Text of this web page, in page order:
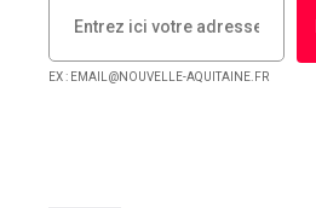
EX : EMAIL@NOUVELLE-AQUITAINE.FR